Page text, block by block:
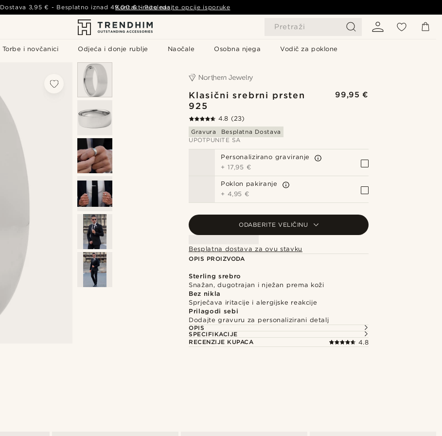
Pretraži
Torbe i novčanici Odjeća i donje rublje Naočale Osobna njega Vodič za poklone
Dostava 3,95 € - Besplatno iznad49,00 € - Pogledajte opcije isporuke
Kontaktirajte nas
Klasični srebrni prsten
925
99,95 €
4.8 (23)
Gravura
Besplatna Dostava
UPOTPUNITE SA
Personalizirano graviranje
+ 17,95 €
Poklon pakiranje
+ 4,95 €
ODABERITE VELIČINU
Besplatna dostava za ovu stavku
OPIS PROIZVODA
Sterling srebro
Snažan, dugotrajan i nježan prema koži
Bez nikla
Sprječava iritacije i alergijske reakcije
Prilagodi sebi
Dodajte gravuru za personalizirani detalj
OPIS
SPECIFIKACIJE
RECENZIJE KUPACA
4.8